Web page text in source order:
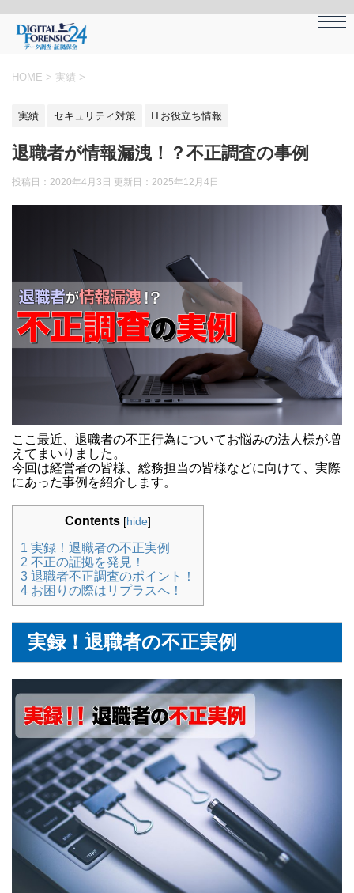
HOME > 実績 >
実績 セキュリティ対策 ITお役立ち情報
退職者が情報漏洩！？不正調査の事例
投稿日：2020年4月3日 更新日： 2025年12月4日
ここ最近、退職者の不正行為についてお悩みの法人様が増
えてまいりました。
今回は経営者の皆様、総務担当の皆様などに向けて、実際
にあった事例を紹介します。
Contents [hide]
1 実録！退職者の不正実例
2 不正の証拠を発見！
3 退職者不正調査のポイント！
4 お困りの際はリプラスへ！
実録！退職者の不正実例